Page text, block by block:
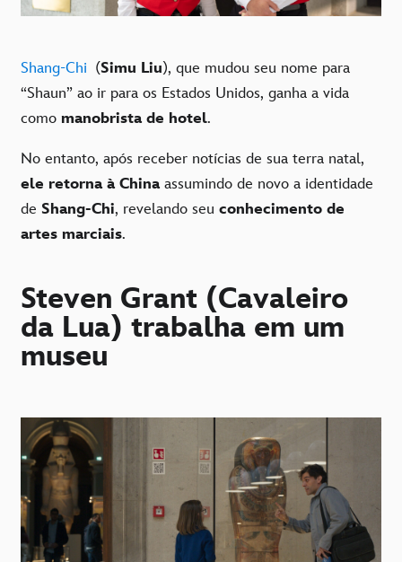
Shang-Chi (Simu Liu), que mudou seu nome para
“Shaun” ao ir para os Estados Unidos, ganha a vida
como manobrista de hotel.
No entanto, após receber notícias de sua terra natal,
ele retorna à China assumindo de novo a identidade
de Shang-Chi, revelando seu conhecimento de
artes marciais.
Steven Grant (Cavaleiro
da Lua) trabalha em um
museu